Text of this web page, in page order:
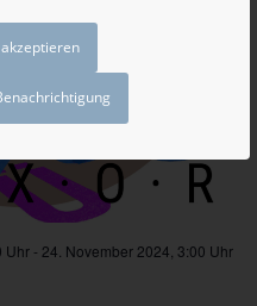
Uhr- 24. November 2024, 3:00 Uhr